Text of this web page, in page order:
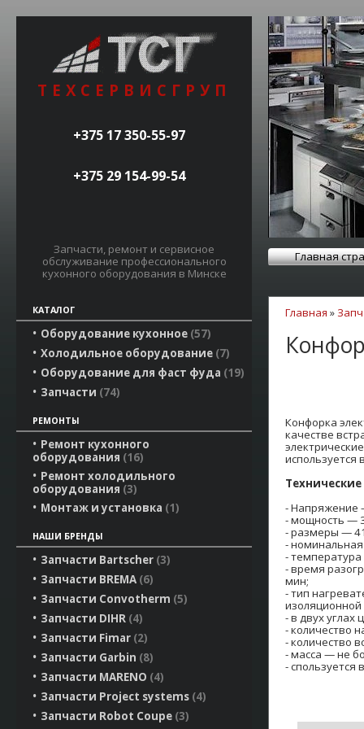
ТЕХСЕРВИСГРУП
+375 17 350-55-97
+375 29 154-99-54
Запчасти, ремонт и сервисное
обслуживание профессионального
кухонного оборудования в Минске
Главная
КАТАЛОГ
Оборудование кухонное 57
Холодильное оборудование 7
Оборудование для фаст фуда 19
Запчасти 74
РЕМОНТЫ
Ремонт кухонного
оборудования 16
Ремонт холодильного
оборудования 3
Монтаж и установка 1
НАШИ БРЕНДЫ
Запчасти Bartscher 3
Запчасти BREMA 6
Запчасти Convotherm 5
Запчасти DIHR 4
Запчасти Fimar 2
Запчасти Garbin 8
Запчасти MARENO 4
Запчасти Project systems 4
Запчасти Robot Coupe 3
Главная »
Конфорка
качестве
используется
- Напряжение
- мощность —
- размеры —
-
-
- время
мин;
- тип
изоляционной
- в двух углах
- количество
- количество
- масса — не
- спользуется